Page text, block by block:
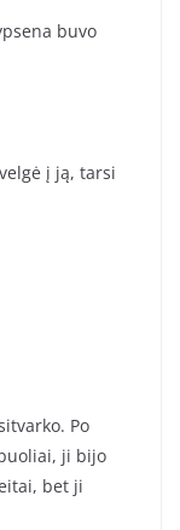
buvo
į ją, tarsi
Po
ji bijo
bet ji